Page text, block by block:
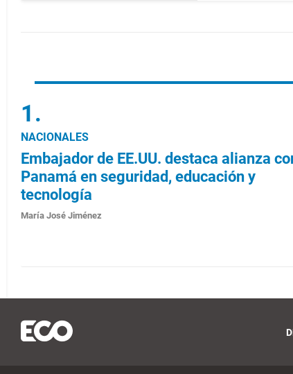
NACIONALES
Embajador de EE.UU. destaca alianza
Panamá en seguridad, educación y
tecnología
María José Jiménez